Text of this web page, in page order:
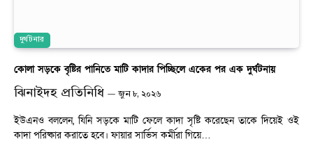
দুর্ঘটনার
কোলা সড়কে বৃষ্টির পানিতে মাটি কাদার পিচ্ছিলে একের পর এক দুর্ঘটনায়
ঝিনাইদহ প্রতিনিধি জুন ৮, ২০২৬
ইউএনও বললেন, যিনি সড়কে মাটি ফেলে কাদা সৃষ্টি করেছেন তাকে দিয়েই ওই
কাদা পরিষ্কার করাতে হবে। ফায়ার সার্ভিস কর্মীরা গিয়ে…